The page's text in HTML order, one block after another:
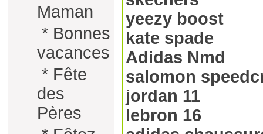
Maman
* Bonnes
vacances
* Fête
des
Pères
yeezy boost
kate spade
Adidas Nmd
salomon
jordan 11
lebron 16